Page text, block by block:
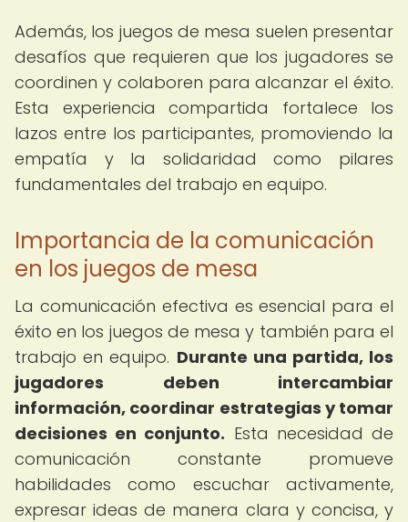
Además, los juegos de mesa suelen presentar
desafíos que requieren que los jugadores se
coordinen y colaboren para alcanzar el éxito.
Esta experiencia compartida fortalece los
lazos entre los participantes, promoviendo la
empatía y la solidaridad como pilares
fundamentales del trabajo en equipo.
Importancia de la comunicación
en los juegos de mesa
La comunicación efectiva es esencial para el
éxito en los juegos de mesa y también para el
trabajo en equipo. Durante una partida, los
jugadores deben intercambiar
información, coordinar estrategias y tomar
decisiones en conjunto. Esta necesidad de
comunicación constante promueve
habilidades como escuchar activamente,
expresar ideas de manera clara y concisa, y